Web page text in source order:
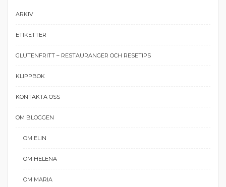
ARKIV
ETIKETTER
GLUTENFRITT – RESTAURANGER OCH RESETIPS
KLIPPBOK
KONTAKTA OSS
OM BLOGGEN
OM ELIN
OM HELENA
OM MARIA